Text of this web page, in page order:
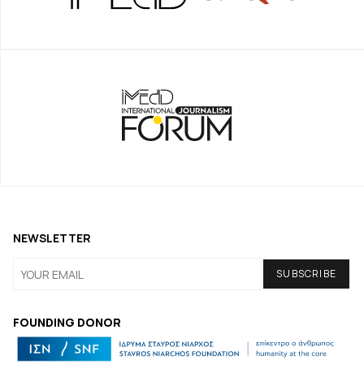
FOUNDING DONOR
NEWSLETTER